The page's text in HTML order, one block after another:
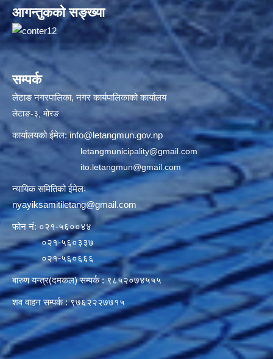
आगन्तुकको सङ्ख्या
सम्पर्क
लेटाङ नगरपालिका, नगर कार्यपालिकाको कार्यालय
लेटाङ-३, मोरङ
कार्यालयको ईमेल:info@letangmun.gov.np
letangmunicipality@gmail.com
ito.letangmun@gmail.com
न्यायिक समितिको ईमेलः
nyayiksamitiletang@gmail.com
फोन नं: ०२१-५६००४४
०२१-५६०३३७
०२१-५६०६६६
बारुण यन्त्र(दमकल) सम्पर्क : ९८५२०७४५५५
शव वाहन सम्पर्क : ९७६२२२७७१५